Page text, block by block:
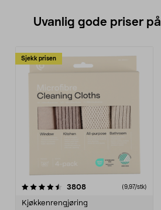
Uvanlig gode priser
Sjekk prisen
3808anmeldelser(9,97/stk)
Kjøkkenrengjøring
4.5av 5 stjerner